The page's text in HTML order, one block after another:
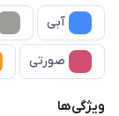
آبی
صورتی
ویژگی‌ها